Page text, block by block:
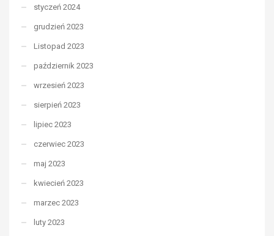
styczeń 2024
grudzień 2023
Listopad 2023
październik 2023
wrzesień 2023
sierpień 2023
lipiec 2023
czerwiec 2023
maj 2023
kwiecień 2023
marzec 2023
luty 2023